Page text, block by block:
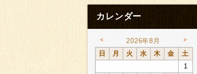
カレンダー
< 2026年8月 >
日 月 火 水 木 金
土
1